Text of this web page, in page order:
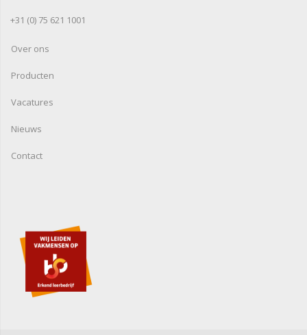
+31 (0) 75 621 1001
Over ons
Producten
Vacatures
Nieuws
Contact